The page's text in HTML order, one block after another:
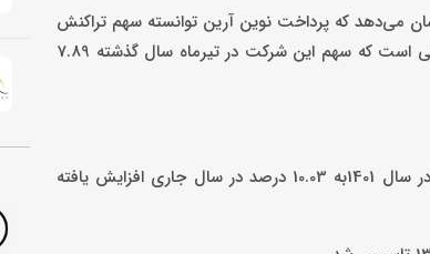
می‌دهد که پرداخت نوین آرین توانسته سهم تراکنش
کارتخوان خود را به 10.03 درصد برساند و برای نخستین‌بار به محدوده دو رقمی دست یابد. این در حالی است که سهم این شرکت در تیرماه سال گذشته 7.89
بررسی روند سه ‌ساله نیز نشان می‌دهد که سهم تراکنش کارتخوان پرداخت نوین آرین از 2.21 درصد در سال 1401به 10.03 درصد در سال جاری افزایش یافته